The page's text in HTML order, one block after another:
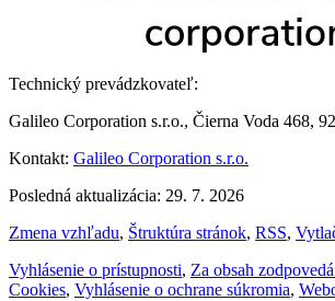
Technický prevádzkovateľ:
Galileo Corporation s.r.o., Čierna Voda 468,
Kontakt: Galileo Corporation s.r.o.
Posledná aktualizácia: 29. 7. 2026
Zmena vzhľadu, Štruktúra stránok, RSS,
Vyhlásenie o prístupnosti, Za obsah
Cookies, Vyhlásenie o ochrane súkromia,